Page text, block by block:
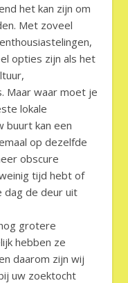
het kan zijn om
Met zoveel
opties zijn als het
Maar waar moet je
lokale
buurt kan een
op dezelfde
obscure
tijd hebt of
dag de deur uit
grotere
hebben ze
daarom zijn wij
uw zoektocht